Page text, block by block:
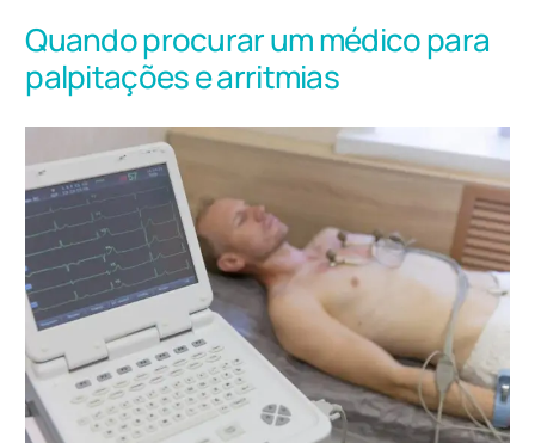
Quando procurar um médico para
palpitações e arritmias